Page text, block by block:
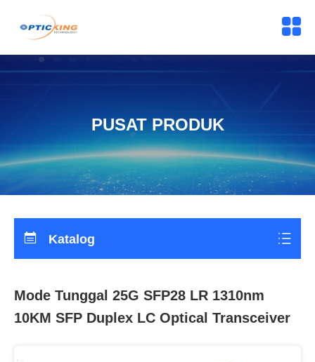
PUSAT PRODUK
Katalog
Mode Tunggal 25G SFP28 LR 1310nm
10KM SFP Duplex LC Optical Transceiver